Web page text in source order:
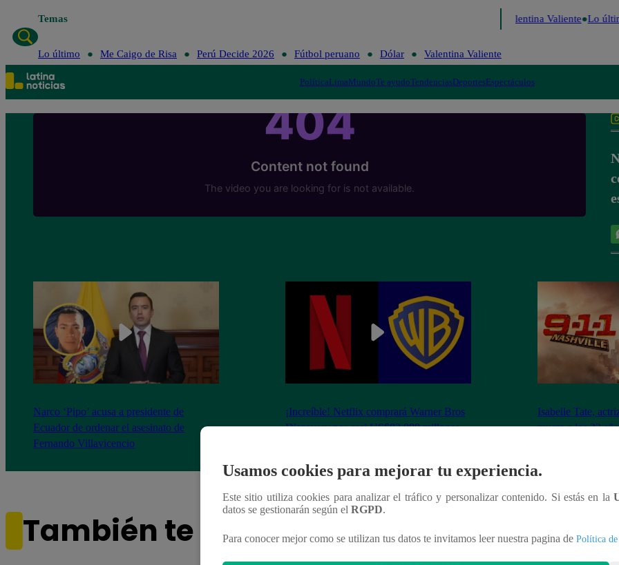
Temas Valentina Valiente Lo
Lo último Me Caigo de Risa Perú Decide 2026 Fútbol peruano Dólar Valentina Valiente
PolíticaLimaMundoTe ayudoTendenciasDeportesEspectáculos
Narco ‘Pipo’ acusa a presidente de
Ecuador de ordenar el asesinato de
Fernando Villavicencio
¡Increíble! Netflix comprará Warner Bros
Discovery por casi US$83.000 millones
Isabelle Tate,
muere a los 23
También te puede interesar
Usamos cookies para mejorar tu experiencia.
Este sitio utiliza cookies para analizar el tráfico y personalizar contenido. Si estás en la
datos se gestionarán según el RGPD.
Para conocer mejor como se utilizan tus datos te invitamos leer nuestra pagina de Política